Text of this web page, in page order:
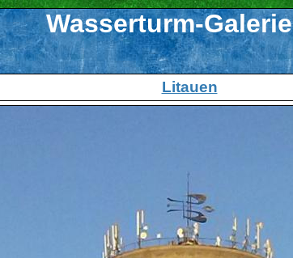
Wasserturm-Galerie
Litauen